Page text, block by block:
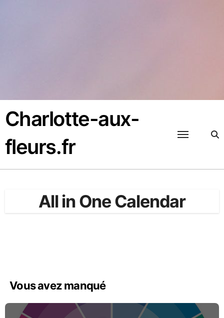
Charlotte-aux-
fleurs.fr
All in One Calendar
Vous avez manqué